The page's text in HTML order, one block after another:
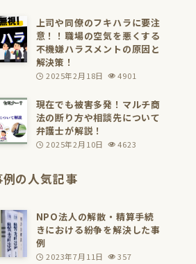
上司や同僚のフキハラに要注
意！！職場の空気を悪くする
不機嫌ハラスメントの原因と
解決策！
2025年2月18日 4901
現在でも被害多発！マルチ商
法の断り方や相談先について
弁護士が解説！
2025年2月10日 4623
の人気記事
NPO法人の解散・精算手続
きにおける紛争を解決した事
例
2023年7月11日 357